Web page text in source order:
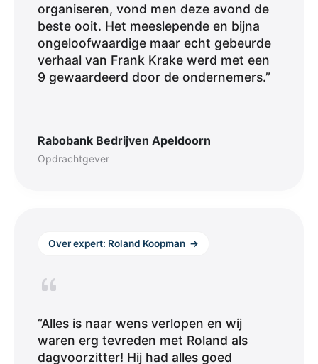
organiseren, vond men deze avond de
beste ooit. Het meeslepende en bijna
ongeloofwaardige maar echt gebeurde
verhaal van Frank Krake werd met een
9 gewaardeerd door de ondernemers.”
Rabobank Bedrijven Apeldoorn
Opdrachtgever
Over expert: Roland Koopman →
“Alles is naar wens verlopen en wij
waren erg tevreden met Roland als
dagvoorzitter! Hij had alles goed